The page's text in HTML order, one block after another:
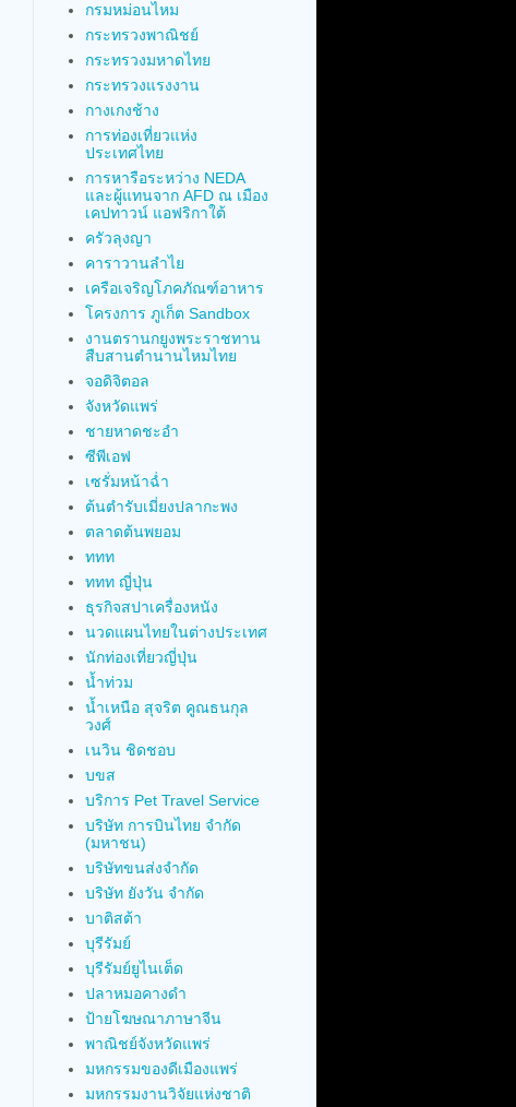
กรมหม่อนไหม
กระทรวงพาณิชย์
กระทรวงมหาดไทย
กระทรวงแรงงาน
กางเกงช้าง
การท่องเที่ยวแห่ง
ประเทศไทย
การหารือระหว่าง NEDA
และผู้แทนจาก AFD ณ เมือง
เคปทาวน์ แอฟริกาใต้
ครัวลุงญา
คาราวานลำไย
เครือเจริญโภคภัณฑ์อาหาร
โครงการ ภูเก็ต Sandbox
งานตรานกยูงพระราชทาน
สืบสานตำนานไหมไทย
จอดิจิตอล
จังหวัดแพร่
ชายหาดชะอำ
ซีพีเอฟ
เซรั่มหน้าฉ่ำ
ต้นตำรับเมี่ยงปลากะพง
ตลาดต้นพยอม
ททท
ททท ญี่ปุ่น
ธุรกิจสปาเครื่องหนัง
นวดแผนไทยในต่างประเทศ
นักท่องเที่ยวญี่ปุ่น
น้ำท่วม
น้ำเหนือ สุจริต คูณธนกุล
วงศ์
เนวิน ชิดชอบ
บขส
บริการ Pet Travel Service
บริษัท การบินไทย จำกัด
(มหาชน)
บริษัทขนส่งจำกัด
บริษัท ยังวัน จำกัด
บาติสต้า
บุรีรัมย์
บุรีรัมย์ยูไนเต็ด
ปลาหมอคางดำ
ป้ายโฆษณาภาษาจีน
พาณิชย์จังหวัดแพร่
มหกรรมของดีเมืองแพร่
มหกรรมงานวิจัยแห่งชาติ